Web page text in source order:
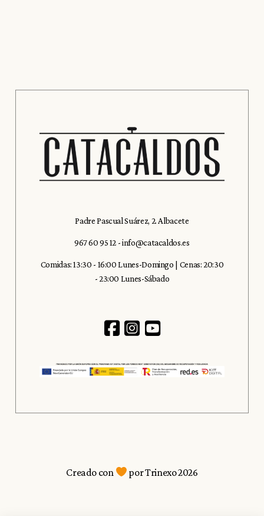
Padre Pascual Suárez, 2. Albacete
967 60 95 12 -info@catacaldos.es
Comidas: 13:30 - 16:00 Lunes-Domingo | Cenas: 20:30
- 23:00 Lunes-Sábado
Creado con porTrinexo 2026